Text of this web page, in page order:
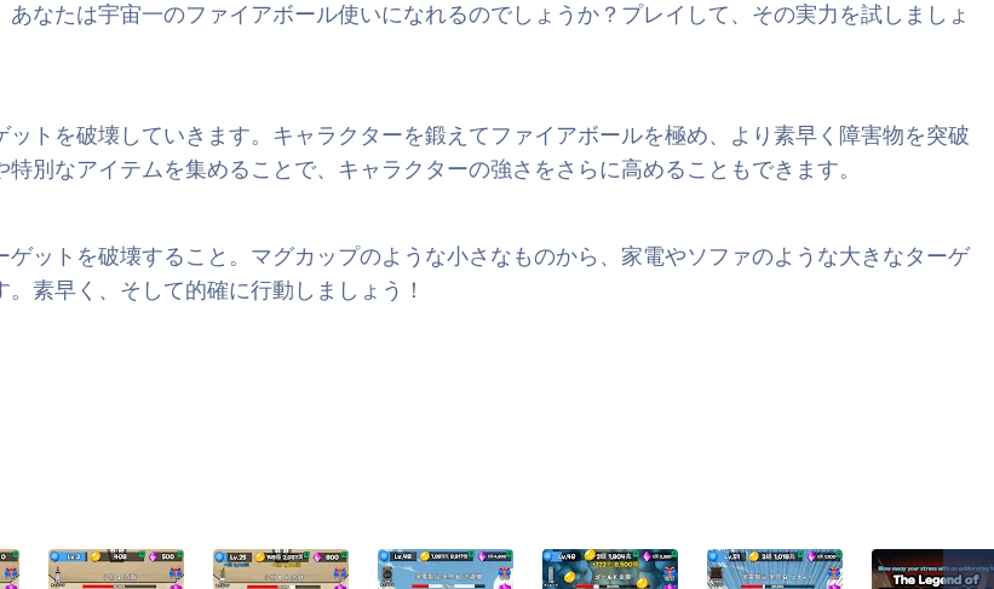
なたは宇宙一のファイアボール使いになれるのでしょうか？プレイして、その実力を試しましょ
トを破壊していきます。キャラクターを鍛えてファイアボールを極め、より素早く障害物を突破
別なアイテムを集めることで、キャラクターの強さをさらに高めることもできます。
ットを破壊すること。マグカップのような小さなものから、家電やソファのような大きなターゲ
素早く、そして的確に行動しましょう！